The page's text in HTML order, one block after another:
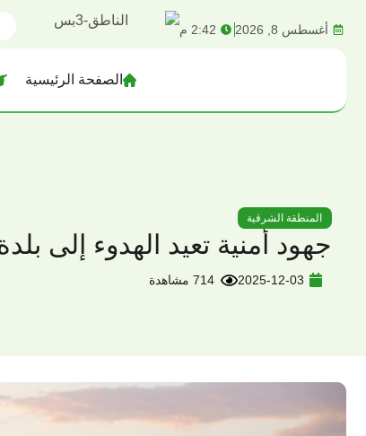
أغسطس 8, 2026 2:42 م
الصفحة الرئيسية
المنطقة الشرقية
جهود أمنية تعيد الهدوء إلى
2025-12-03 714 مشاهدة